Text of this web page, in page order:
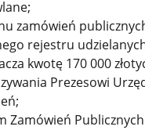
zamówień
rejestru
kwotę 170 000
Prezesowi
Zamówień